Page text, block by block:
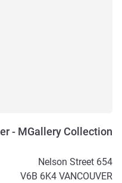
- MGallery Collection
654 Nelson Street
V6B 6K4 VANCOUVER